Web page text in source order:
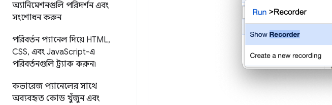
অ্যানিমেশনগুলি পরিদর্শন এবং
সংশোধন করুন
পরিবর্তন প্যানেল দিয়ে HTML,
CSS, এবং JavaScript-এ
পরিবর্তনগুলি ট্র্যাক করুন৷
কভারেজ প্যানেলের সাথে
অব্যবহৃত কোড খুঁজুন এবং